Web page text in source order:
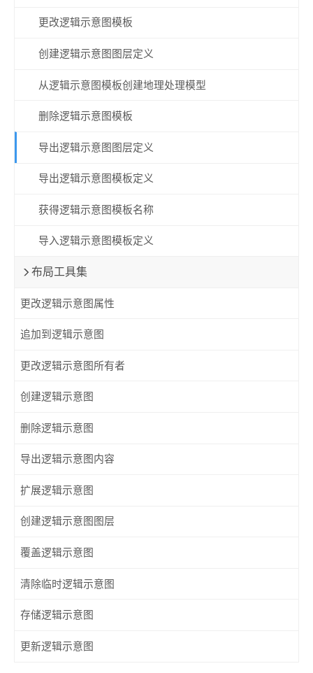
更改逻辑示意图模板
创建逻辑示意图图层定义
从逻辑示意图模板创建地理处理模型
删除逻辑示意图模板
导出逻辑示意图图层定义
导出逻辑示意图模板定义
获得逻辑示意图模板名称
导入逻辑示意图模板定义
布局工具集
更改逻辑示意图属性
追加到逻辑示意图
更改逻辑示意图所有者
创建逻辑示意图
删除逻辑示意图
导出逻辑示意图内容
扩展逻辑示意图
创建逻辑示意图图层
覆盖逻辑示意图
清除临时逻辑示意图
存储逻辑示意图
更新逻辑示意图